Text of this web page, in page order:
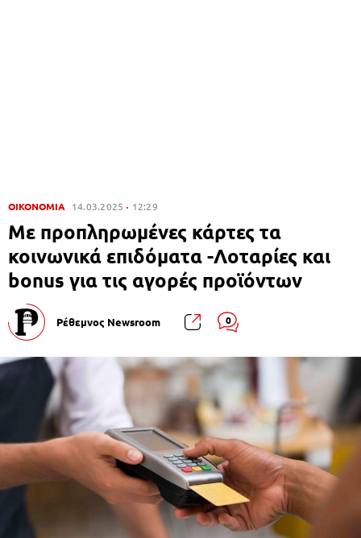
ΟΙΚΟΝΟΜΙΑ 14.03.2025 12:29
Με προπληρωμένες κάρτες τα
κοινωνικά επιδόματα -Λοταρίες και
bonus για τις αγορές προϊόντων
Ρέθεμνος Newsroom 0